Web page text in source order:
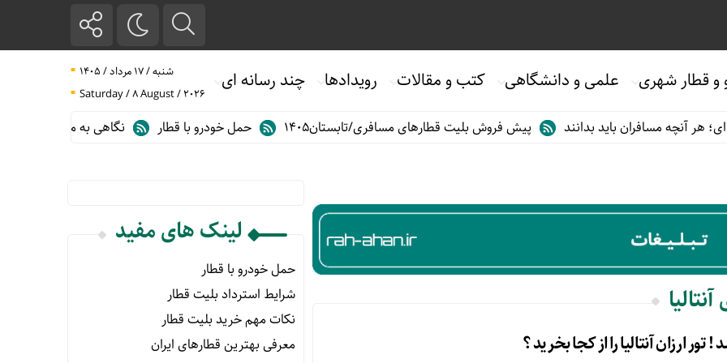
و قطار شهری علمی و دانشگاهی کتب و مقالات رویدادها چند رسانه ای
شنبه / ۱۷ مرداد / ۱۴۰۵
Saturday / 8 August / 2026
آنچه مسافران باید بدانند پیش فروش بلیت قطارهای مسافری/تابستان۱۴۰۵ حمل خودرو با قطار نگاهی به مهم ترین آمارهای حمل
! تور ارزان آنتالیا را از کجا بخرید ؟
لینک های مفید
حمل خودرو با قطار
شرایط استرداد بلیت قطار
نکات مهم خرید بلیت قطار
معرفی بهترین قطارهای ایران